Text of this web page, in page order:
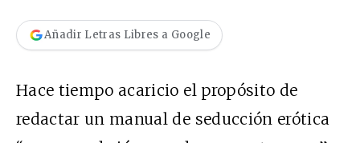
Añadir Letras Libres a Google
Hace tiempo acaricio el propósito de
redactar un manual de seducción erótica